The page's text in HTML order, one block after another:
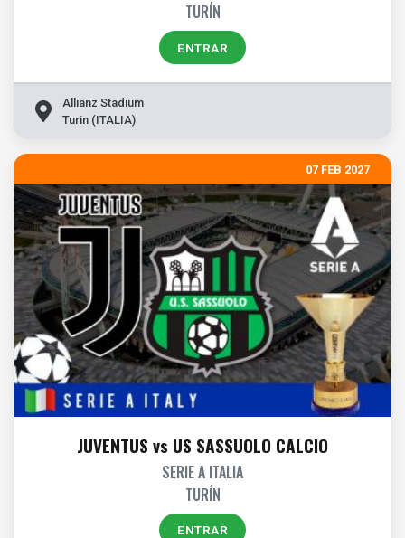
TURÍN
ENTRAR
Allianz Stadium
Turin (ITALIA)
07 FEB 2027
JUVENTUS vs US SASSUOLO CALCIO
SERIE A ITALIA
TURÍN
ENTRAR